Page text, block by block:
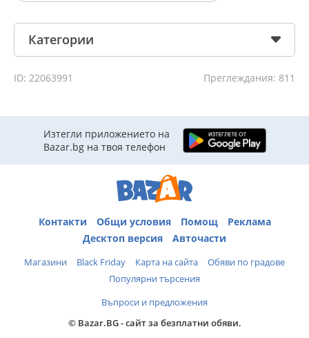
Категории
ID: 22063991 Преглеждания: 811
Изтегли приложението на
Bazar.bg на твоя телефон
Контакти Общи условия Помощ
Реклама
Десктоп версия
Авточасти
Магазини Black Friday Карта на сайта
Обяви по градове
Популярни търсения
Въпроси и предложения
© Bazar.BG - сайт за безплатни обяви.